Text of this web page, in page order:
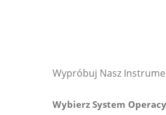
Wypróbuj Nasz
Wybierz System